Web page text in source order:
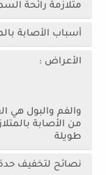
متلازمة رائحة
أسباب الأصابة
والفم والبول هي
من الأصابة
طويلة
نصائح لتخفيف حدة